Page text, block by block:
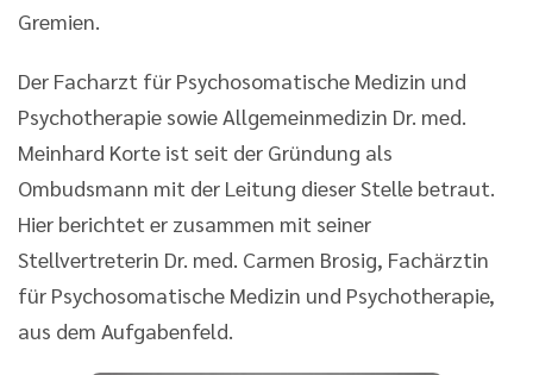
Gremien.
Der Facharzt für Psychosomatische Medizin und
Psychotherapie sowie Allgemeinmedizin Dr. med.
Meinhard Korte ist seit der Gründung als
Ombudsmann mit der Leitung dieser Stelle betraut.
Hier berichtet er zusammen mit seiner
Stellvertreterin Dr. med. Carmen Brosig, Fachärztin
für Psychosomatische Medizin und Psychotherapie,
aus dem Aufgabenfeld.